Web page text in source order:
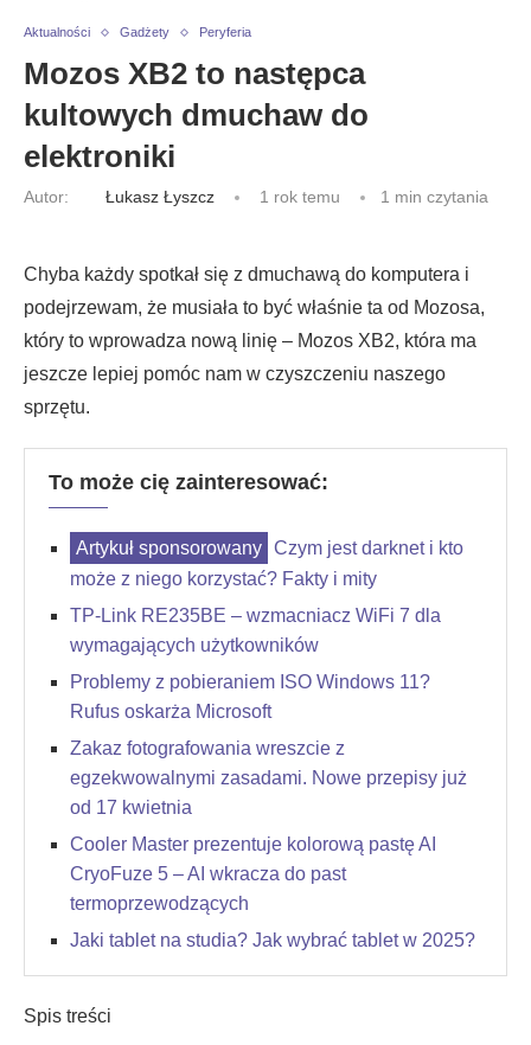
Aktualności Gadżety Peryferia
Mozos XB2 to następca
kultowych dmuchaw do
elektroniki
Autor: Łukasz Łyszcz 1 rok temu 1 min czytania
Chyba każdy spotkał się z dmuchawą do komputera i
podejrzewam, że musiała to być właśnie ta od Mozosa,
który to wprowadza nową linię – Mozos XB2, która ma
jeszcze lepiej pomóc nam w czyszczeniu naszego
sprzętu.
To może cię zainteresować:
Czym jest darknet i kto
może z niego korzystać? Fakty i mity
TP-Link RE235BE – wzmacniacz WiFi 7 dla
wymagających użytkowników
Problemy z pobieraniem ISO Windows 11?
Rufus oskarża Microsoft
Zakaz fotografowania wreszcie z
egzekwowalnymi zasadami. Nowe przepisy już
od 17 kwietnia
Cooler Master prezentuje kolorową pastę AI
CryoFuze 5 – AI wkracza do past
termoprzewodzących
Jaki tablet na studia? Jak wybrać tablet w 2025?
Spis treści